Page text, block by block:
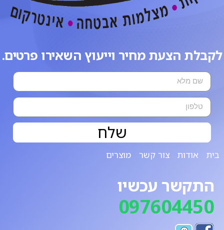
לקבלת הצעת מחיר וייעוץ השאירו פרטים.
שלח
בית אודות צור קשר מוצרים
התקשר עכשיו
097604450